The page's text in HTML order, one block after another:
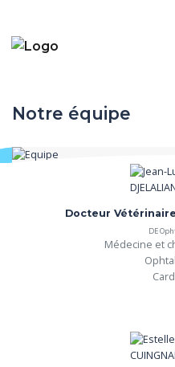
Notre équipe
Docteur
DE
Médecine et